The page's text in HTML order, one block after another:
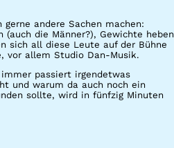
andere Sachen machen:
die Männer?), Gewichte heben
sich all diese Leute auf der Bühne
vor allem Studio Dan-Musik.
passiert irgendetwas
und warum da auch noch ein
sollte, wird in fünfzig Minuten